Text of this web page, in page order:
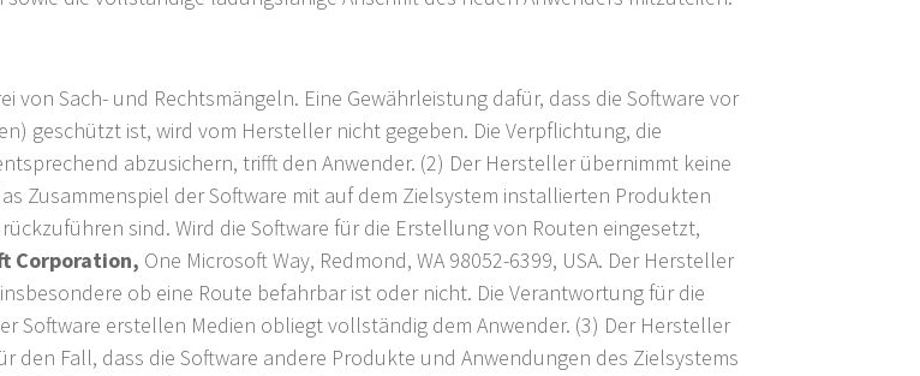
von Sach- und Rechtsmängeln. Eine Gewährleistung dafür, dass die Software vor
geschützt ist, wird vom Hersteller nicht gegeben. Die Verpflichtung, die
abzusichern, trifft den Anwender. (2) Der Hersteller übernimmt keine
Zusammenspiel der Software mit auf dem Zielsystem installierten Produkten
sind. Wird die Software für die Erstellung von Routen eingesetzt,
Corporation, One Microsoft Way, Redmond, WA 98052-6399, USA. Der Hersteller
ob eine Route befahrbar ist oder nicht. Die Verantwortung für die
Software erstellen Medien obliegt vollständig dem Anwender. (3) Der Hersteller
Fall, dass die Software andere Produkte und Anwendungen des Zielsystems